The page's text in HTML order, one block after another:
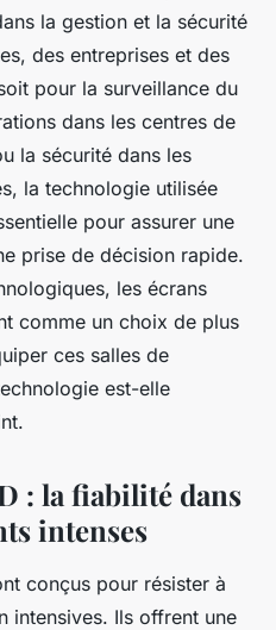
la gestion et la sécurité
des entreprises et des
pour la surveillance du
dans les centres de
la sécurité dans les
la technologie utilisée
pour assurer une
prise de décision rapide.
les écrans
comme un choix de plus
ces salles de
est-elle
: la fiabilité dans
intenses
conçus pour résister à
intensives. Ils offrent une